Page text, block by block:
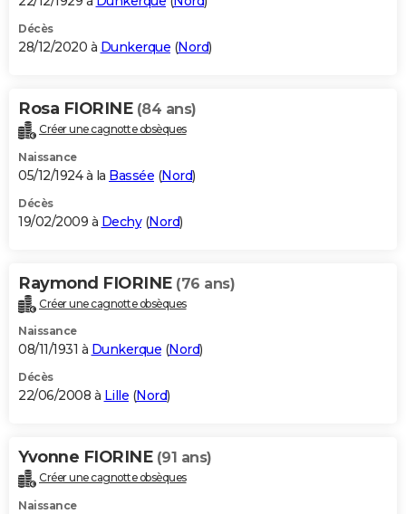
Décès
28/12/2020 à Dunkerque (Nord)
Rosa FIORINE (84 ans)
Créer une cagnotte obsèques
Naissance
05/12/1924 à la Bassée (Nord)
Décès
19/02/2009 à Dechy(Nord)
Raymond FIORINE (76 ans)
Créer une cagnotte obsèques
Naissance
08/11/1931 à Dunkerque (Nord)
Décès
22/06/2008 à Lille (Nord)
Yvonne FIORINE (91 ans)
Créer une cagnotte obsèques
Naissance